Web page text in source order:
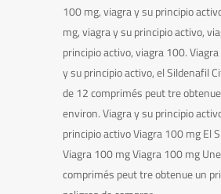
100 mg, viagra y su principio
mg, viagra y su principio activo,
principio activo, viagra 100.
y su principio activo, el Sildenafil
de 12 comprimés peut tre
environ. Viagra y su principio
principio activo Viagra 100 mgEl
Viagra 100 mg Viagra 100 mg
comprimés peut tre obtenue un